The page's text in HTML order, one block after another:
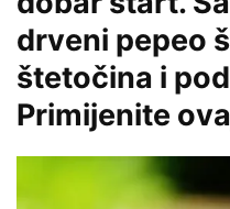
drveni pepeo
štetočina i
Primijenite